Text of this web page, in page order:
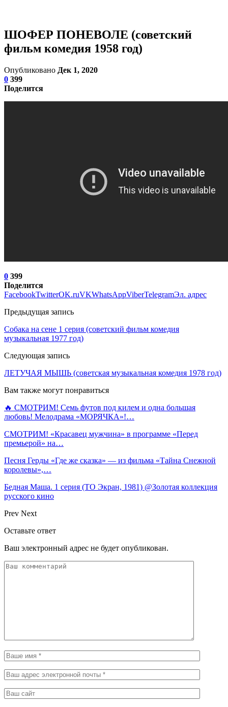
ШОФЕР ПОНЕВОЛЕ (советский
фильм комедия 1958 год)
Опубликовано Дек 1, 2020
0 399
Поделится
0 399
Поделится
FacebookTwitterOK.ruVKWhatsAppViberTelegramЭл. адрес
Предыдущая запись
Собака на сене 1 серия (советский фильм комедия
музыкальная 1977 год)
Следующая запись
ЛЕТУЧАЯ МЫШЬ (советская музыкальная комедия 1978 год)
Вам также могут понравиться
🔥 СМОТРИМ! Семь футов под килем и одна большая
любовь! Мелодрама «МОРЯЧКА»!…
СМОТРИМ! «Красавец мужчина» в программе «Перед
премьерой» на…
Песня Герды «Где же сказка» — из фильма «Тайна Снежной
королевы»,…
Бедная Маша. 1 серия (ТО Экран, 1981) @Золотая коллекция
русского кино
Prev Next
Оставьте ответ
Ваш электронный адрес не будет опубликован.